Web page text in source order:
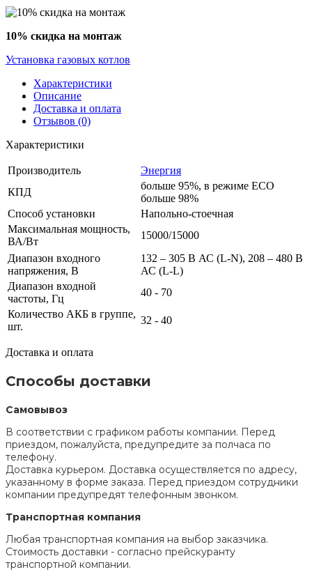
10% скидка на монтаж
Установка газовых котлов
Характеристики
Описание
Доставка и оплата
Отзывов (0)
Характеристики
Производитель
Энергия
КПД
больше 95%, в режиме ECO
больше 98%
Способ установки
Напольно-стоечная
Максимальная мощность,
ВА/Вт
15000/15000
Диапазон входного
напряжения, В
132 – 305 В АС (L-N), 208 – 480 В
АС (L-L)
Диапазон входной
частоты, Гц
40 - 70
Количество АКБ в группе,
шт.
32 - 40
Доставка и оплата
Способы доставки
Самовывоз
В соответствии с графиком работы компании. Перед
приездом, пожалуйста, предупредите за полчаса по
телефону.
Доставка курьером. Доставка осуществляется по адресу,
указанному в форме заказа. Перед приездом сотрудники
компании предупредят телефонным звонком.
Транспортная компания
Любая транспортная компания на выбор заказчика.
Стоимость доставки - согласно прейскуранту
транспортной компании.